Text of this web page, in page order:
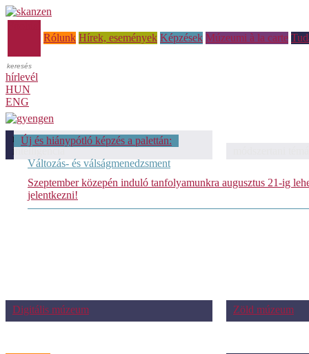
Rólunk Hírek, események Képzések Múzeumi à la carte
hírlevél
HUN
ENG
Új és hiánypótló képzés a palettán:
Változás- és válságmenedzsment
Szeptember közepén induló tanfolyamunkra augusztus 21-ig
jelentkezni!
módszertani témáink: Mesterséges
intelligencia
Digitális múzeum Zöld múzeum